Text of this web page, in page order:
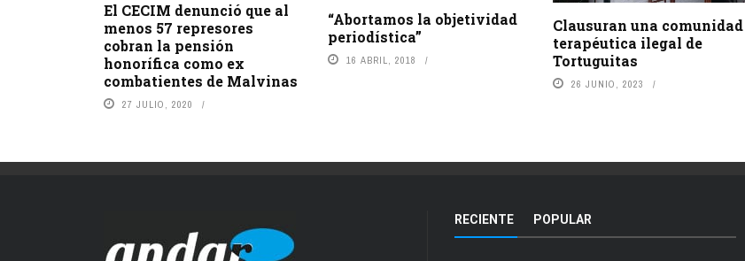
El CECIM denunció que al
menos 57 represores
cobran la pensión
honorífica como ex
combatientes de Malvinas
27 JULIO, 2020
“Abortamos la objetividad
periodística”
16 ABRIL, 2018
Clausuran una comunidad
terapéutica ilegal de
Tortuguitas
26 JUNIO, 2023
RECIENTE POPULAR